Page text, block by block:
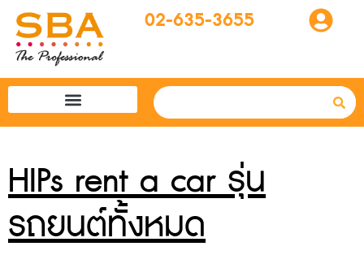
02-635-3655
HIPs rent a car รุ่น
รถยนต์ทั้งหมด